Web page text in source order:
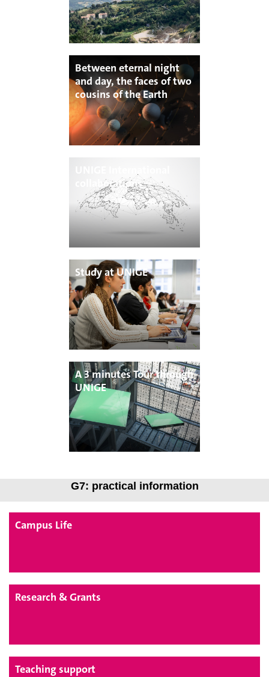
Between eternal night
and day, the faces of two
cousins of the Earth
collaborations
Study at UNIGE
A 3 minutes Tour through
UNIGE
G7: practical information
Campus Life
Research & Grants
Teaching support